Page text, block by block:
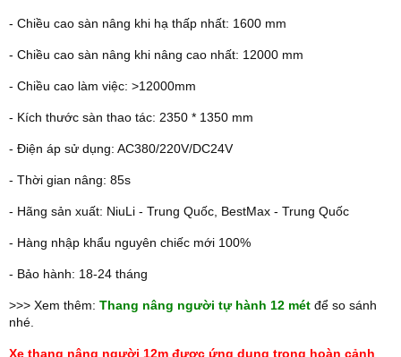
- Chiều cao sàn nâng khi hạ thấp nhất: 1600 mm
- Chiều cao sàn nâng khi nâng cao nhất: 12000 mm
- Chiều cao làm việc: >12000mm
- Kích thước sàn thao tác: 2350 * 1350 mm
- Điện áp sử dụng: AC380/220V/DC24V
- Thời gian nâng: 85s
- Hãng sản xuất: NiuLi - Trung Quốc, BestMax - Trung Quốc
- Hàng nhập khẩu nguyên chiếc mới 100%
- Bảo hành: 18-24 tháng
>>> Xem thêm: Thang nâng người tự hành 12 mét để so sánh
nhé.
Xe thang nâng người 12m được ứng dụng trong hoàn cảnh